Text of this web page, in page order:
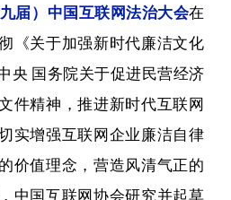
届）中国互联网法治大会在
《关于加强新时代廉洁文化
央 国务院关于促进民营经济
件精神，推进新时代互联网
实增强互联网企业廉洁自律
价值理念，营造风清气正的
中国互联网协会研究并起草